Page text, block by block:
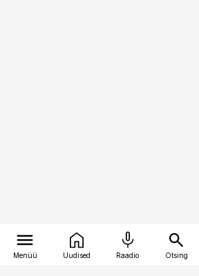
Menüü Uudised Raadio Otsing